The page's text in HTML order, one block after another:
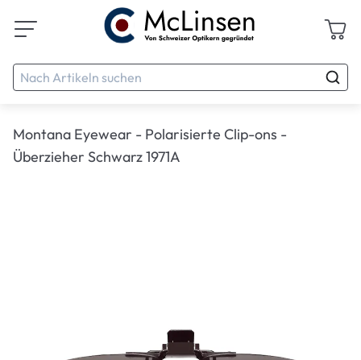
Montana Eyewear - Polarisierte Clip-ons -
Überzieher Schwarz 1971A